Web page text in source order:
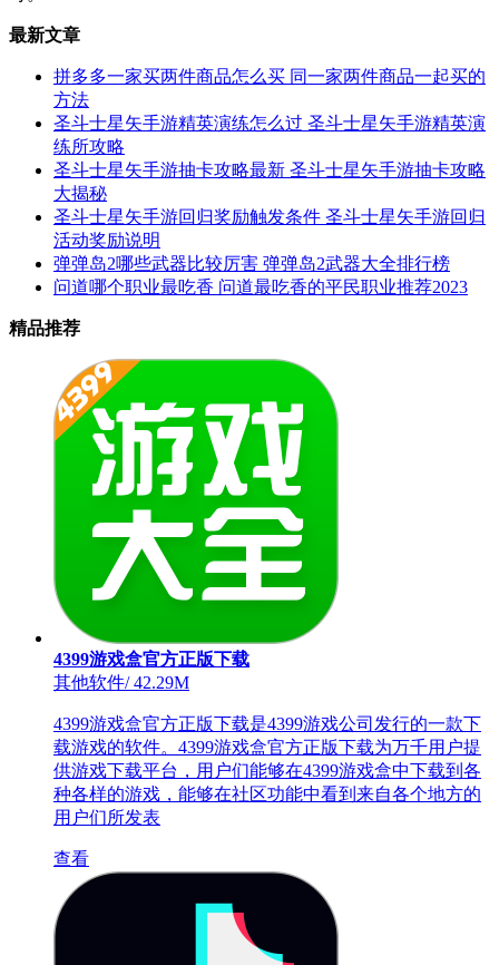
最新文章
拼多多一家买两件商品怎么买 同一家两件商品一起买的
方法
圣斗士星矢手游精英演练怎么过 圣斗士星矢手游精英演
练所攻略
圣斗士星矢手游抽卡攻略最新 圣斗士星矢手游抽卡攻略
大揭秘
圣斗士星矢手游回归奖励触发条件 圣斗士星矢手游回归
活动奖励说明
弹弹岛2哪些武器比较厉害 弹弹岛2武器大全排行榜
问道哪个职业最吃香 问道最吃香的平民职业推荐2023
精品推荐
4399游戏盒官方正版下载
其他软件/42.29M
4399游戏盒官方正版下载是4399游戏公司发行的一款下
载游戏的软件。4399游戏盒官方正版下载为万千用户提
供游戏下载平台，用户们能够在4399游戏盒中下载到各
种各样的游戏，能够在社区功能中看到来自各个地方的
用户们所发表
查看